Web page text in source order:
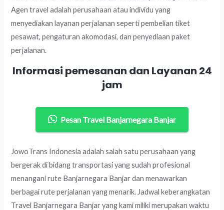
Agen travel adalah perusahaan atau individu yang
menyediakan layanan perjalanan seperti pembelian tiket
pesawat, pengaturan akomodasi, dan penyediaan paket
perjalanan.
Informasi pemesanan dan Layanan 24
jam
Pesan Travel Banjarnegara Banjar
JowoTrans Indonesia adalah salah satu perusahaan yang
bergerak di bidang transportasi yang sudah profesional
menangani rute Banjarnegara Banjar dan menawarkan
berbagai rute perjalanan yang menarik. Jadwal keberangkatan
Travel Banjarnegara Banjar yang kami miliki merupakan waktu